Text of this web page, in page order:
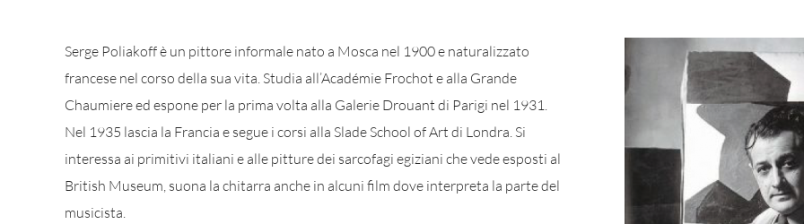
Serge Poliakoff è un pittore informale nato a Mosca nel 1900 e naturalizzato
francese nel corso della sua vita. Studia all’Académie Frochot e alla Grande
Chaumiere ed espone per la prima volta alla Galerie Drouant di Parigi nel 1931.
Nel 1935 lascia la Francia e segue i corsi alla Slade School of Art di Londra. Si
interessa ai primitivi italiani e alle pitture dei sarcofagi egiziani che vede esposti al
British Museum, suona la chitarra anche in alcuni film dove interpreta la parte del
musicista.